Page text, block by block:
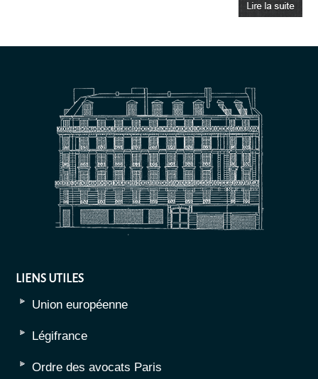
LIENS UTILES
Union européenne
Légifrance
Ordre des avocats Paris